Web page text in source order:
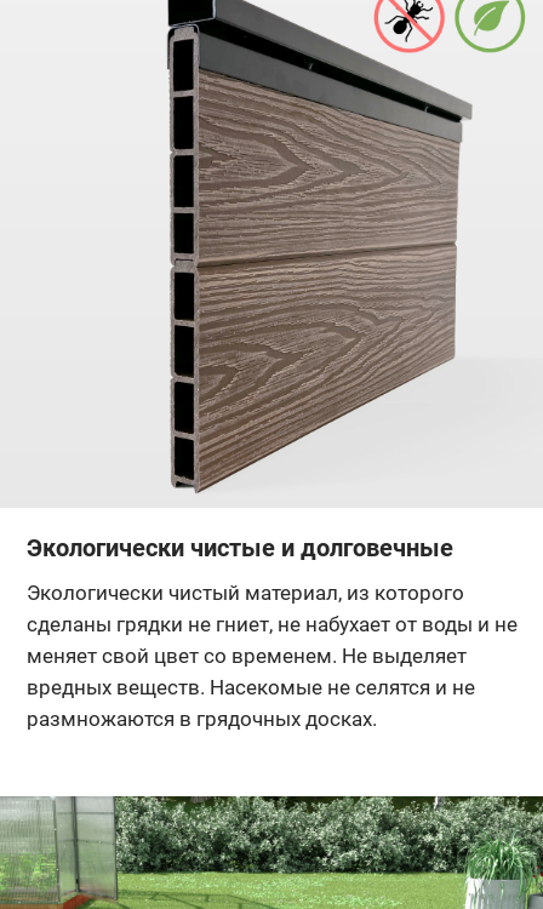
Экологически чистые и долговечные
Экологически чистый материал, из которого
сделаны грядки не гниет, не набухает от воды и не
меняет свой цвет со временем. Не выделяет
вредных веществ. Насекомые не селятся и не
размножаются в грядочных досках.